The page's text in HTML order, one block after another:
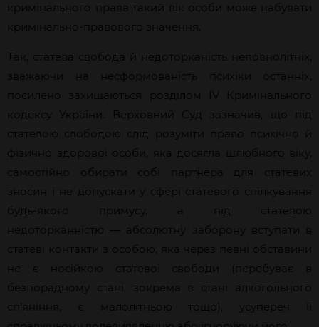
кримінального права такий вік особи може набувати
кримінально-правового значення.
Так, статева свобода й недоторканість неповнолітніх,
зважаючи на несформованість психіки останніх,
посилено захищаються розділом IV Кримінального
кодексу України. Верховний Суд зазначив, що під
статевою свободою слід розуміти право психічно й
фізично здорової особи, яка досягла шлюбного віку,
самостійно обирати собі партнера для статевих
зносин і не допускати у сфері статевого спілкування
будь-якого примусу, а під статевою
недоторканністю — абсолютну заборону вступати в
статеві контакти з особою, яка через певні обставини
не є носійкою статевої свободи (перебуває в
безпорадному стані, зокрема в стані алкогольного
сп’яніння, є малолітньою тощо), усупереч її